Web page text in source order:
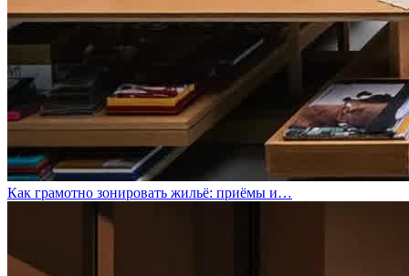
Как грамотно зонировать жильё: приёмы и…